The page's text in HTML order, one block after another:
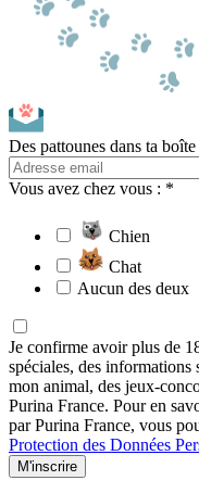
Des pattounes dans ta
Vous avez chez vous : *
Chien
Chat
Aucun des deux
Je confirme avoir plus de
spéciales, des
mon animal, des jeux-
Purina France. Pour en
par Purina France, vous
Protection des Données
M'inscrire